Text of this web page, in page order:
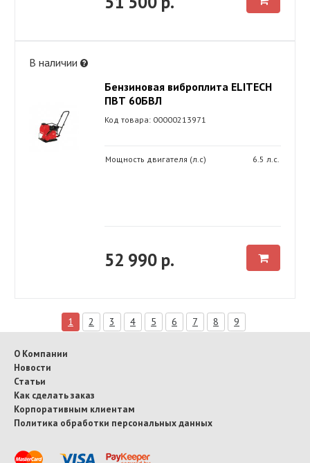
В наличии
Бензиновая виброплита ELITECH
ПВТ 60БВЛ
Код товара: 00000213971
Мощность двигателя (л.с) 6.5 л.с.
52 990 р.
1 2 3 4 5 6 7 8 9
О Компании
Новости
Статьи
Как сделать заказ
Корпоративным клиентам
Политика обработки персональных данных